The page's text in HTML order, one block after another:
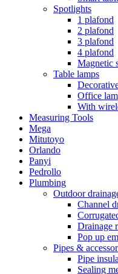
Spotlights
1 plafond
2 plafond
3 plafond
4 plafond
Magnetic
Table lamps
Office
With
Measuring Tools
Mega
Mitutoyo
Orlando
Panyi
Pedrollo
Plumbing
Outdoor
Channel
Drainage
Pop up
Pipes &
Pipe
Sealing